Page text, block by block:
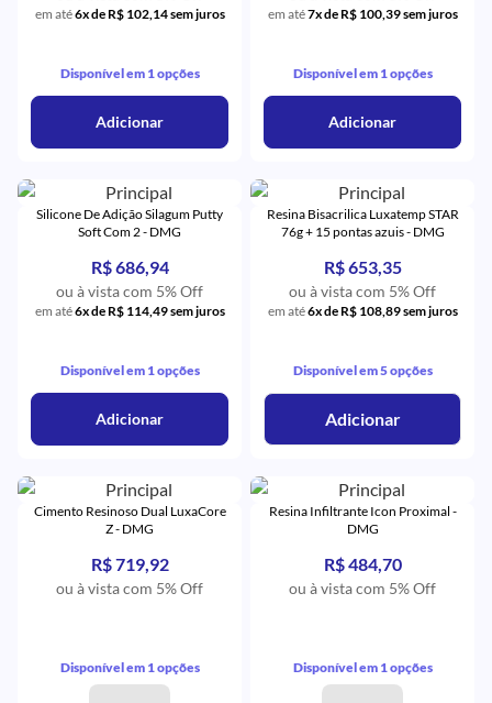
em até6x de R$ 102,14 sem juros
Disponível em 1 opções
Adicionar
em até7x de R$ 100,39 sem juros
Disponível em 1 opções
Adicionar
Silicone De Adição Silagum Putty
Soft Com 2 - DMG
R$ 686,94
ou à vista com 5% Off
em até6x de R$ 114,49 sem juros
Disponível em 1 opções
Adicionar
Resina Bisacrilica Luxatemp STAR
76g + 15 pontas azuis - DMG
R$ 653,35
ou à vista com 5% Off
em até6x de R$ 108,89 sem juros
Disponível em 5 opções
Adicionar
Cimento Resinoso Dual LuxaCore
Z - DMG
R$ 719,92
ou à vista com 5% Off
Disponível em 1 opções
Resina Infiltrante Icon Proximal -
DMG
R$ 484,70
ou à vista com 5% Off
Disponível em 1 opções